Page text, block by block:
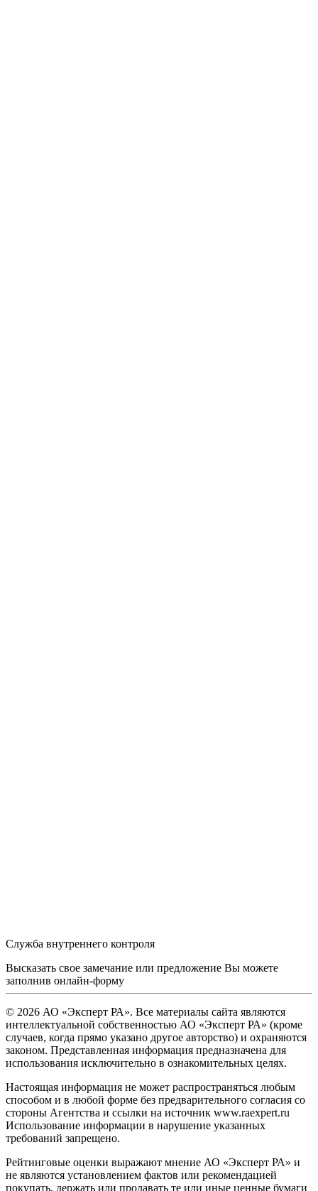
Служба внутреннего контроля
Высказать свое замечание или предложение Вы можете
заполнив онлайн-форму
© 2026 АО «Эксперт РА». Все материалы сайта являются
интеллектуальной собственностью АО «Эксперт РА» (кроме
случаев, когда прямо указано другое авторство) и охраняются
законом. Представленная информация предназначена для
использования исключительно в ознакомительных целях.
Настоящая информация не может распространяться любым
способом и в любой форме без предварительного согласия со
стороны Агентства и ссылки на источник www.raexpert.ru
Использование информации в нарушение указанных
требований запрещено.
Рейтинговые оценки выражают мнение АО «Эксперт РА» и
не являются установлением фактов или рекомендацией
покупать, держать или продавать те или иные ценные бумаги